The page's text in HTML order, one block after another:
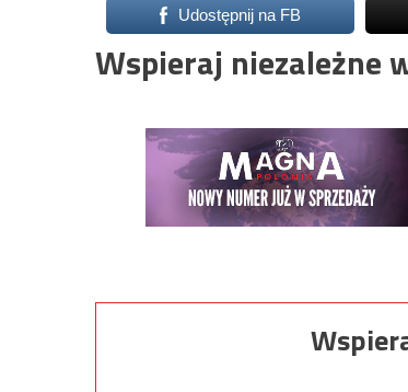
Udostępnij na FB
Wspieraj niezależne